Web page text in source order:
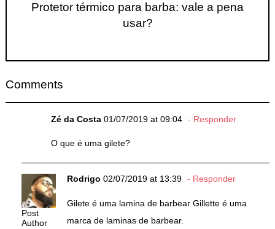
Protetor térmico para barba: vale a pena
usar?
Comments
Zé da Costa 01/07/2019 at 09:04 Responder
O que é uma gilete?
Post
Author
Rodrigo 02/07/2019 at 13:39 Responder
Gilete é uma lamina de barbear Gillette é uma
marca de laminas de barbear.